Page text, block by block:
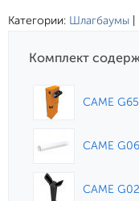
Категории: Шлагбаумы
Комплект
CAME
CAME
CAME